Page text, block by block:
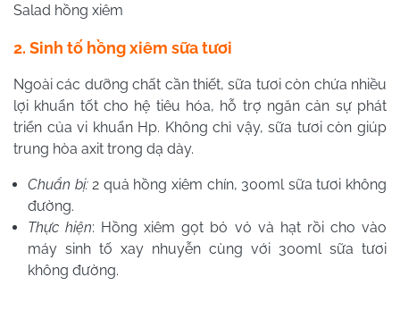
Salad hồng xiêm
2. Sinh tố hồng xiêm sữa tươi
Ngoài các dưỡng chất cần thiết, sữa tươi còn chứa nhiều
lợi khuẩn tốt cho hệ tiêu hóa, hỗ trợ ngăn cản sự phát
triển của vi khuẩn Hp. Không chỉ vậy, sữa tươi còn giúp
trung hòa axit trong dạ dày.
Chuẩn bị:2 quả hồng xiêm chín, 300ml sữa tươi không
đường.
Thực hiện: Hồng xiêm gọt bỏ vỏ và hạt rồi cho vào
máy sinh tố xay nhuyễn cùng với 300ml sữa tươi
không đường.